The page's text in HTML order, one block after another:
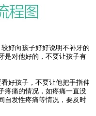
好向孩子好好说明不补牙的
是对他好的，不要让孩子有
好孩子，不要让他把手指伸
疼痛的情况，如疼痛一直没
自发性疼痛等情况，要及时